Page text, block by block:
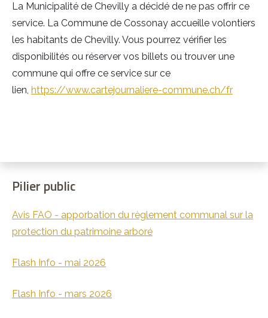
La Municipalité de Chevilly a décidé de ne pas offrir ce
service. La Commune de Cossonay accueille volontiers
les habitants de Chevilly. Vous pourrez vérifier les
disponibilités ou réserver vos billets ou trouver une
commune qui offre ce service sur ce
lien, https://www.cartejournaliere-commune.ch/fr
Pilier public
Avis FAO - apporbation du règlement communal sur la
protection du patrimoine arboré
Flash Info - mai 2026
Flash Info - mars 2026